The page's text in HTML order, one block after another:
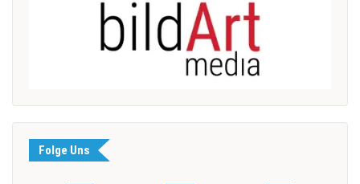
Folge Uns